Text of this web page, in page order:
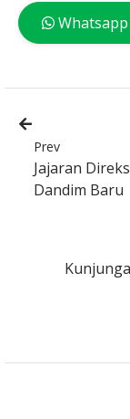
Whatsapp
Prev
Jajaran
Dandim Baru